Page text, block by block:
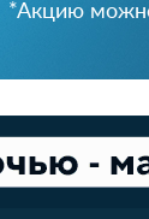
*Акцию